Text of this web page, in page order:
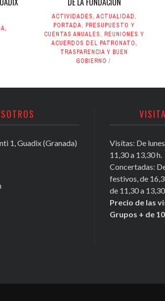
,
ACTIVIDADES, ACTUALIDAD,
PORTADA,PRESUPUESTO Y
CUENTAS ANUALES,REUNIONES Y
ACUERDOS DEL PATRONATO,
TRASPARENCIA Y BUEN
GOBIERNO
1, Guadix (Granada)
Visítas: De
11,30 a 13,30 h.
Concertadas:
festivos, de
de 11,30 a
Precio de las
Grupos + de